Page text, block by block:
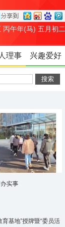
午年(马) 五月初二
理事 兴趣爱好
业开放日——走进
实事
基地”授牌暨“委员活